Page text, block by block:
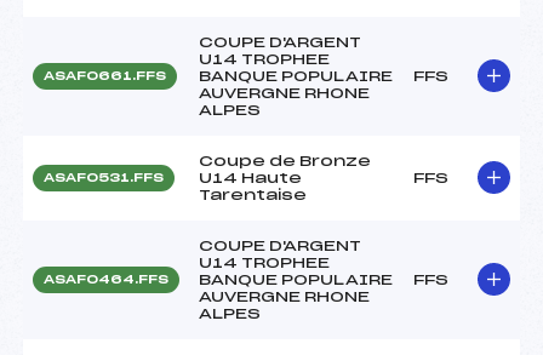
ASAF0661.FFS
COUPE D'ARGENT
U14 TROPHEE
BANQUE POPULAIRE
AUVERGNE RHONE
ALPES
FFS
ASAF0531.FFS
Coupe de Bronze
U14 Haute
Tarentaise
FFS
ASAF0464.FFS
COUPE D'ARGENT
U14 TROPHEE
BANQUE POPULAIRE
AUVERGNE RHONE
ALPES
FFS